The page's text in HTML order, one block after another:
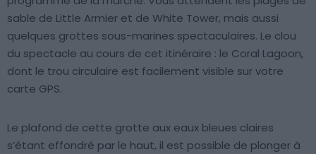
sable de Little Armier et de White Tower, mais aussi
quelques grottes sous-marines spectaculaires. Le clou
du spectacle au cours de cet itinéraire : le Coral Lagoon,
dont le trou circulaire est facilement visible sur votre
carte GPS.
Le plafond de cette grotte aux eaux bleues claires
s’étant effondré par le haut, il est possible de plonger à